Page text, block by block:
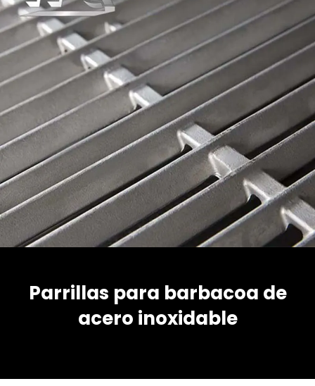
Parrillas para barbacoa de
acero inoxidable